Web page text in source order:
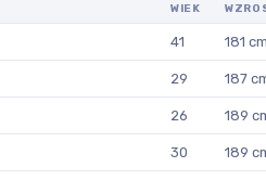
WIEK
41 181
29 187
26 189
30 189